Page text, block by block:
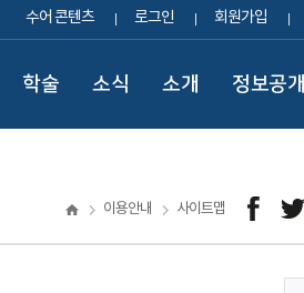
수어 콘텐츠 로그인 회원가입
학술 소식 소개 정보공개
이용안내 사이트맵